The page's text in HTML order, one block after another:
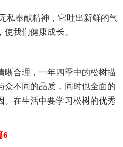
私奉献精神，它吐出新鲜的气
我们健康成长。
晰合理，一年四季中的松树描
众不同的品质，同时也全面的
。在生活中要学习松树的优秀
6